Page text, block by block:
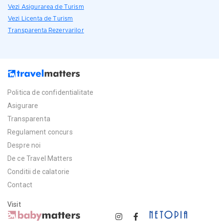
Vezi Asigurarea de Turism
Vezi Licenta de Turism
Transparenta Rezervarilor
Politica de confidentialitate
Asigurare
Transparenta
Regulament concurs
Despre noi
De ce Travel Matters
Conditii de calatorie
Contact
Visit